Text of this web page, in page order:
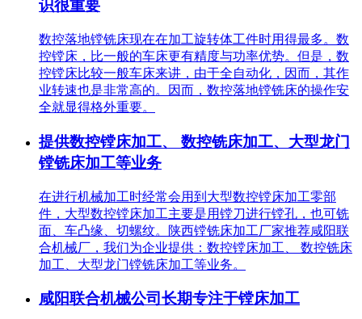
识很重要
数控落地镗铣床现在在加工旋转体工件时用得最多。数
控镗床，比一般的车床更有精度与功率优势。但是，数
控镗床比较一般车床来讲，由于全自动化，因而，其作
业转速也是非常高的。因而，数控落地镗铣床的操作安
全就显得格外重要。
提供数控镗床加工、 数控铣床加工、大型龙门
镗铣床加工等业务
在进行机械加工时经常会用到大型数控镗床加工零部
件，大型数控镗床加工主要是用镗刀进行镗孔，也可铣
面、车凸缘、切螺纹。陕西镗铣床加工厂家推荐咸阳联
合机械厂，我们为企业提供：数控镗床加工、 数控铣床
加工、大型龙门镗铣床加工等业务。
咸阳联合机械公司长期专注于镗床加工